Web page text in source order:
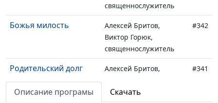
священнослужитель
Божья милость
Алексей Бритов,
Виктор Горюк,
священнослужитель
#342
Родительский долг
перед Богом
Алексей Бритов,
священнослужитель
#341
Описание програмы Скачать